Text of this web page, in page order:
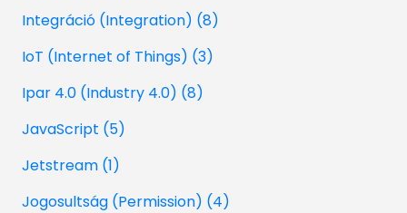
Integráció (Integration) (8)
IoT (Internet of Things) (3)
Ipar 4.0 (Industry 4.0) (8)
JavaScript (5)
Jetstream (1)
Jogosultság (Permission) (4)